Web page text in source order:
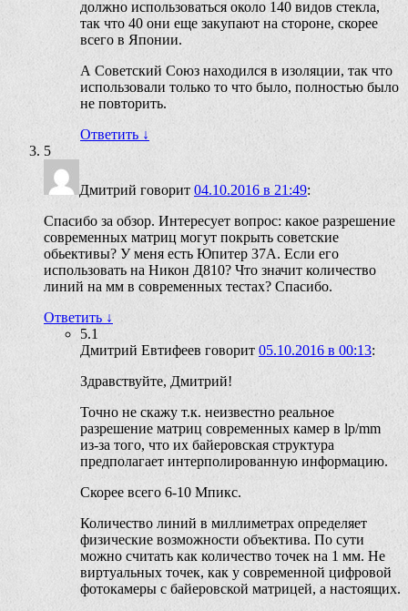
должно использоваться около 140 видов стекла,
так что 40 они еще закупают на стороне, скорее
всего в Японии.
А Советский Союз находился в изоляции, так что
использовали только то что было, полностью было
не повторить.
Ответить ↓
5
Дмитрий говорит 04.10.2016 в 21:49:
Спасибо за обзор. Интересует вопрос: какое разрешение
современных матриц могут покрыть советские
обьективы? У меня есть Юпитер 37А. Если его
использовать на Никон Д810? Что значит количество
линий на мм в современных тестах? Спасибо.
Ответить ↓
5.1
Дмитрий Евтифеев говорит 05.10.2016 в 00:13:
Здравствуйте, Дмитрий!
Точно не скажу т.к. неизвестно реальное
разрешение матриц современных камер в lp/mm
из-за того, что их байеровская структура
предполагает интерполированную информацию.
Скорее всего 6-10 Мпикс.
Количество линий в миллиметрах определяет
физические возможности объектива. По сути
можно считать как количество точек на 1 мм. Не
виртуальных точек, как у современной цифровой
фотокамеры с байеровской матрицей, а настоящих.